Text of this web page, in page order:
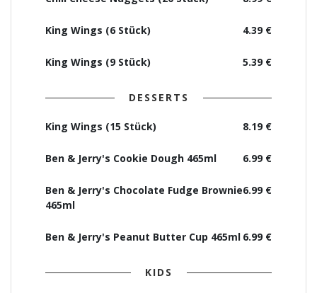
4.39 €
King Wings (6 Stück)
5.39 €
King Wings (9 Stück)
DESSERTS
8.19 €
King Wings (15 Stück)
6.99 €
Ben & Jerry's Cookie Dough 465ml
6.99 €
Ben & Jerry's Chocolate Fudge Brownie
465ml
6.99 €
Ben & Jerry's Peanut Butter Cup 465ml
KIDS